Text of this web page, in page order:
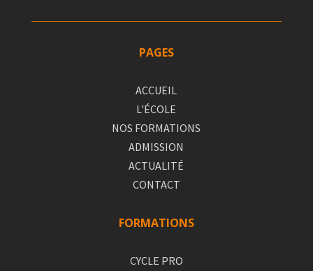
PAGES
ACCUEIL
L'ÉCOLE
NOS FORMATIONS
ADMISSION
ACTUALITÉ
CONTACT
FORMATIONS
CYCLE PRO